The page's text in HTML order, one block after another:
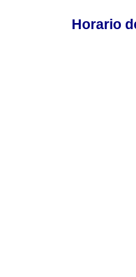
Horario